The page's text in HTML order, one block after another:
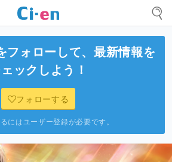
フォローして、最新情報を
ックしよう！
フォローする
にはユーザー登録が必要です。